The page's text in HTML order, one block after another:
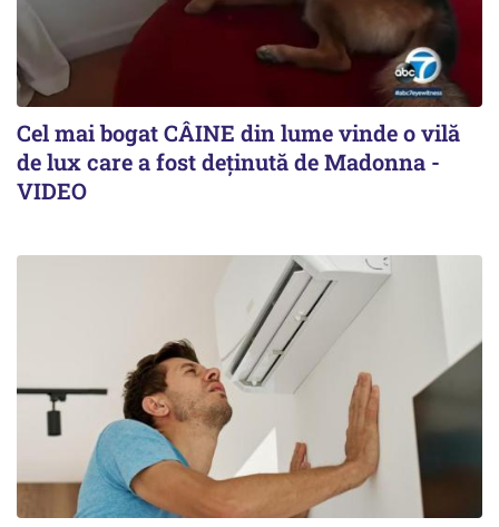
Cel mai bogat CÂINE din lume vinde o vilă
de lux care a fost deținută de Madonna -
VIDEO